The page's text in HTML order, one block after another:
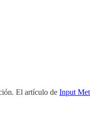
El artículo de Input